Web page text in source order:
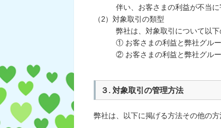
伴い、お客さまの利益が不当
（2）対象取引の類型
弊社は、対象取引について以
① お客さまの利益と弊社グル
② お客さまの利益と弊社グル
３. 対象取引の管理方法
弊社は、以下に掲げる方法その他の